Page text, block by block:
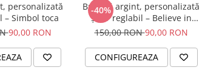
personalizată
Simbol toca
90,00 RON
-40%
Brățară argint, personalizată
șnur reglabil – Believe in
Yourself
150,00 RON90,00 RON
CONFIGUREAZA